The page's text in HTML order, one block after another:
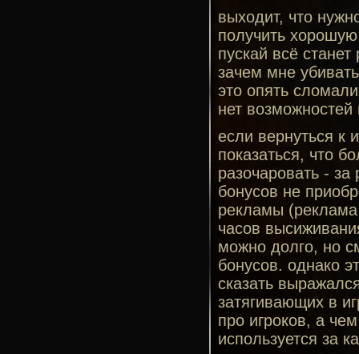
выходит, что
получить хорошую
пускай всё
зачем мне
это опять
нет
если вернуться к
показаться, что
разочаровать -
бонусов не
рекламы
часов
можно долго, но
бонусов. однако
сказать
затягивающих в
про игроков, а
используется за